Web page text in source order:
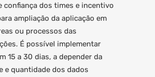
confiança dos times e incentivo
ampliação da aplicação em
ou processos das
É possível implementar
15 a 30 dias, a depender da
e quantidade dos dados